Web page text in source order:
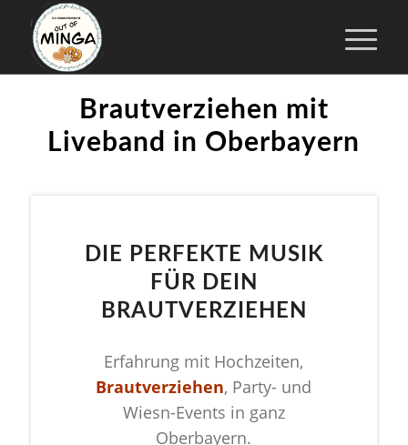
Brautverziehen mit
Liveband in Oberbayern
DIE PERFEKTE MUSIK
FÜR DEIN
BRAUTVERZIEHEN
Erfahrung mit Hochzeiten,
Brautverziehen, Party- und
Wiesn-Events in ganz
Oberbayern.